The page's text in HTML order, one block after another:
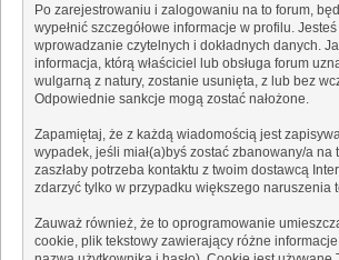
Po zarejestrowaniu i zalogowaniu na to forum,
wypełnić szczegółowe informacje w profilu.
wprowadzanie czytelnych i dokładnych danych.
informacja, którą właściciel lub obsługa forum
wulgarną z natury, zostanie usunięta, z lub bez
Odpowiednie sankcje mogą zostać nałożone.
Zapamiętaj, że z każdą wiadomością jest
wypadek, jeśli miał(a)byś zostać zbanowany/a na
zaszłaby potrzeba kontaktu z twoim dostawcą
zdarzyć tylko w przypadku większego naruszenia
Zauważ również, że to oprogramowanie
cookie, plik tekstowy zawierający różne